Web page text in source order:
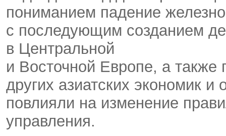
пониманием падение
с последующим созданием
в Центральной
и Восточной Европе, а также
других азиатских экономик
повлияли на изменение
управления.